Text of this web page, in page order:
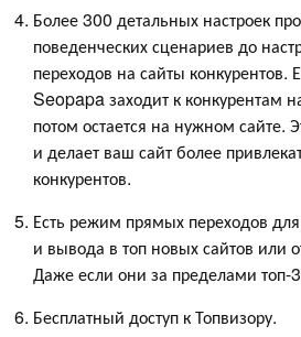
Более 300 детальных настроек
поведенческих сценариев до
переходов на сайты конкурентов.
Seopapa заходит к конкурентам
потом остается на нужном сайте.
и делает ваш сайт более
конкурентов.
Есть режим прямых переходов
и вывода в топ новых сайтов или
Даже если они за пределами топ-
Бесплатный доступ к Топвизору.